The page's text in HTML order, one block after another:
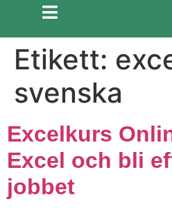
Etikett:
svenska
Excelkurs
Excel och bli
jobbet